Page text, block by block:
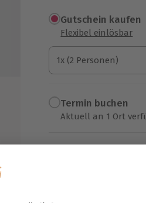
Gutschein kaufen
Flexibel einlösbar
1x (2 Personen)
1x (2 Personen)
1x (2 Personen)
Termin buchen
Aktuell an 1 Ort